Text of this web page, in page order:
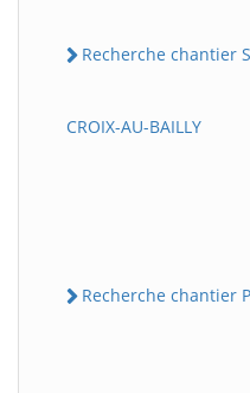
Recherche chantier
CROIX-AU-BAILLY
Recherche chantier